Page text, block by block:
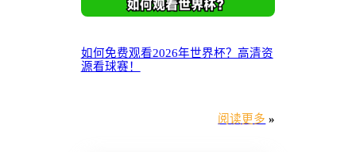
如何免费观看2026年世界杯？高清资
源看球赛！
阅读更多 »